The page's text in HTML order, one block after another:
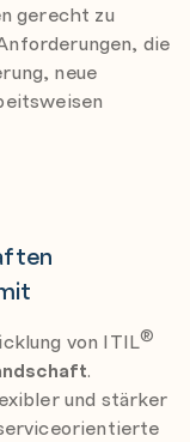
gerecht zu
die
neue
von ITIL®
.
und stärker